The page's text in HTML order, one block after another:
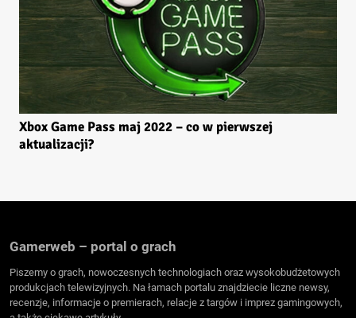
Xbox Game Pass maj 2022 – co w pierwszej
aktualizacji?
Gamerweb – portal o grach
Piszemy o grach, nowoczesnych technologiach oraz wysokobudżetowych
produkcjach telewizyjnych. Na łamach portalu znajdziecie liczne newsy,
recenzje, informacje o premierach, relacje z targów i imprez gamingowych,